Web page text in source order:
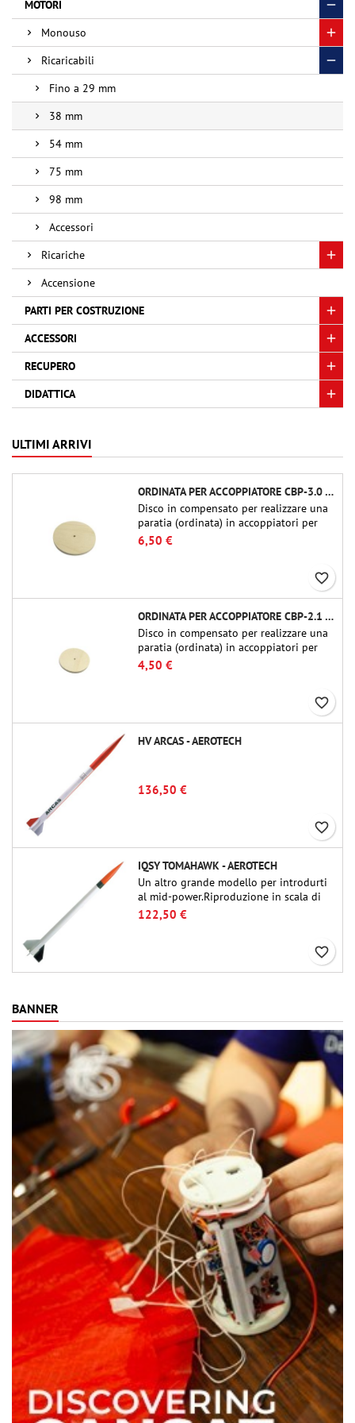
MOTORI
Monouso
Ricaricabili
Fino a 29 mm
38 mm
54 mm
75 mm
98 mm
Accessori
Ricariche
Accensione
PARTI PER COSTRUZIONE
ACCESSORI
RECUPERO
DIDATTICA
ULTIMI ARRIVI
ORDINATA PER ACCOPPIATORE CBP-3.0 - PUBLIC MISSILES LTD.
Disco in compensato per realizzare una
paratia (ordinata) in accoppiatori per
tubi Public Missiles Ltd. da 54 mm (PT-
2.1 o QT-2.1)
6,50 €
favorite_border
ORDINATA PER ACCOPPIATORE CBP-2.1 - PUBLIC MISSILES LTD.
Disco in compensato per realizzare una
paratia (ordinata) in accoppiatori per
tubi Public Missiles Ltd. da 54 mm (PT-
2.1 o QT-2.1)
4,50 €
favorite_border
HV ARCAS - AEROTECH
136,50 €
favorite_border
IQSY TOMAHAWK - AEROTECH
Un altro grande modello per introdurti
al mid-power.Riproduzione in scala di
un famoso razzo-sonda, dalle dimensioni
contenute e adatto per passare a kit di
122,50 €
favorite_border
BANNER